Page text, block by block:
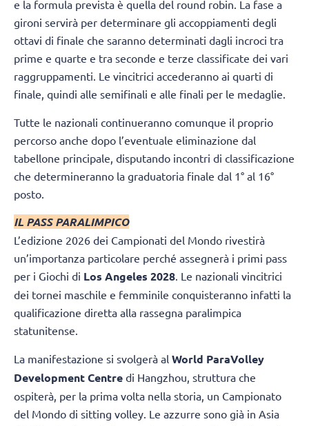
e la formula prevista è quella del round robin. La fase a
gironi servirà per determinare gli accoppiamenti degli
ottavi di finale che saranno determinati dagli incroci tra
prime e quarte e tra seconde e terze classificate dei vari
raggruppamenti. Le vincitrici accederanno ai quarti di
finale, quindi alle semifinali e alle finali per le medaglie.
Tutte le nazionali continueranno comunque il proprio
percorso anche dopo l’eventuale eliminazione dal
tabellone principale, disputando incontri di classificazione
che determineranno la graduatoria finale dal 1° al 16°
posto.
IL PASS PARALIMPICO
L’edizione 2026 dei Campionati del Mondo rivestirà
un’importanza particolare perché assegnerà i primi pass
per i Giochi di Los Angeles 2028. Le nazionali vincitrici
dei tornei maschile e femminile conquisteranno infatti la
qualificazione diretta alla rassegna paralimpica
statunitense.
La manifestazione si svolgerà al World ParaVolley
Development Centre di Hangzhou, struttura che
ospiterà, per la prima volta nella storia, un Campionato
del Mondo di sitting volley. Le azzurre sono già in Asia